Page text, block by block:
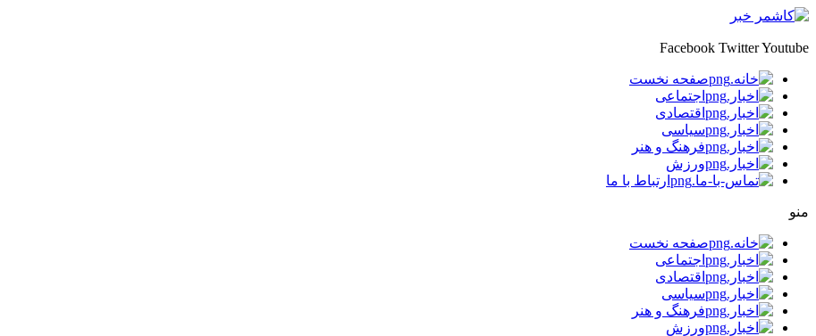
Facebook TwitterYoutube
صفحه نخست
اجتماعی
اقتصادی
سیاسی
فرهنگ و هنر
ورزش
ارتباط با ما
منو
صفحه نخست
اجتماعی
اقتصادی
سیاسی
فرهنگ و هنر
ورزش